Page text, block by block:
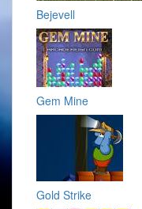
Bejevell
Gem Mine
Gold Strike